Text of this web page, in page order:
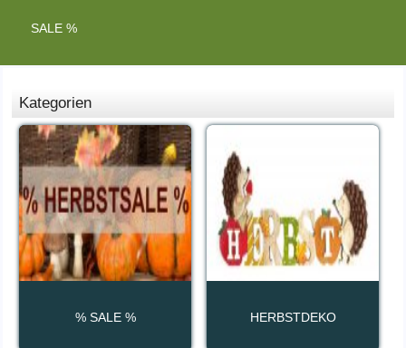
SALE %
Kategorien
% SALE % HERBSTDEKO